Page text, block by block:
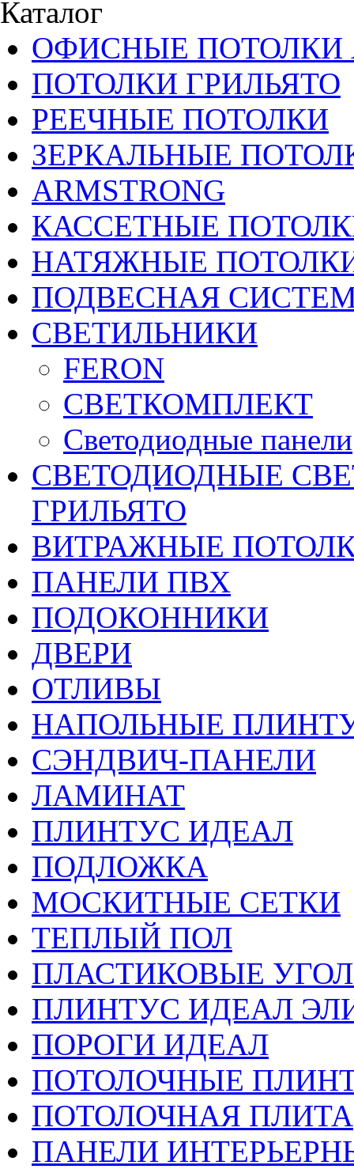
Каталог
ОФИСНЫЕ ПОТОЛКИ
ПОТОЛКИ ГРИЛЬЯТО
РЕЕЧНЫЕ ПОТОЛКИ
ЗЕРКАЛЬНЫЕ
ARMSTRONG
КАССЕТНЫЕ
НАТЯЖНЫЕ
ПОДВЕСНАЯ
СВЕТИЛЬНИКИ
FERON
СВЕТКОМПЛЕКТ
Светодиодные панели
CВЕТОДИОДНЫЕ
ГРИЛЬЯТО
ВИТРАЖНЫЕ
ПАНЕЛИ ПВХ
ПОДОКОННИКИ
ДВЕРИ
ОТЛИВЫ
НАПОЛЬНЫЕ
СЭНДВИЧ-ПАНЕЛИ
ЛАМИНАТ
ПЛИНТУС ИДЕАЛ
ПОДЛОЖКА
МОСКИТНЫЕ СЕТКИ
ТЕПЛЫЙ ПОЛ
ПЛАСТИКОВЫЕ
ПЛИНТУС ИДЕАЛ
ПОРОГИ ИДЕАЛ
ПОТОЛОЧНЫЕ
ПОТОЛОЧНАЯ ПЛИТА
ПАНЕЛИ